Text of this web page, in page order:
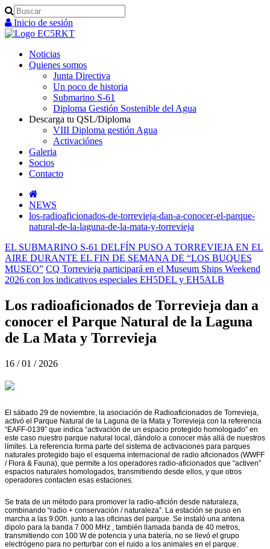
Inicio de sesión
Noticias
Quienes somos
Junta Directiva
Un poco de historia
Submarino S-61
Diploma Gestión Sostenible del Agua
Descarga tu QSL/Diploma
VIII Diploma gestión Agua
Activaciónes
Galeria
Socios
Contacto
NEWS
los-radioaficionados-de-torrevieja-dan-a-conocer-el-parque-
natural-de-la-laguna-de-la-mata-y-torrevieja
EL SUBMARINO S-61 DELFÍN PUSO A TORREVIEJA EN EL
AIRE DURANTE EL FIN DE SEMANA DE “LOS BUQUES
MUSEO” CQ Torrevieja participará en el Museum Ships Weekend
2026 con los indicativos especiales EH5DEL y EH5ALB
Los radioaficionados de Torrevieja dan a
conocer el Parque Natural de la Laguna
de La Mata y Torrevieja
16 / 01 / 2026
El sábado 29 de noviembre, la asociación de Radioaficionados de Torrevieja,
activó el Parque Natural de la Laguna de la Mata y Torrevieja con la referencia
“EAFF-0139” que indica “activación de un espacio protegido homologado” en
este caso nuestro parque natural local, dándolo a conocer más allá de nuestros
límites. La referencia forma parte del sistema de activaciones para parques
naturales protegido bajo el esquema internacional de radio aficionados (WWFF
/ Flora & Fauna), que permite a los operadores radio-aficionados que “activen”
espacios naturales homologados, transmitiendo desde ellos, y que otros
operadores contacten esas estaciones.
Se trata de un método para promover la radio-afición desde naturaleza,
combinando “radio + conservación / naturaleza”. La estación se puso en
marcha a las 9:00h. junto a las oficinas del parque. Se instaló una antena
dipolo para la banda 7.000 MHz , también llamada banda de 40 metros,
transmitiendo con 100 W de potencia y una batería, no se llevó el grupo
electrógeno para no perturbar con el ruido a los animales en el parque.